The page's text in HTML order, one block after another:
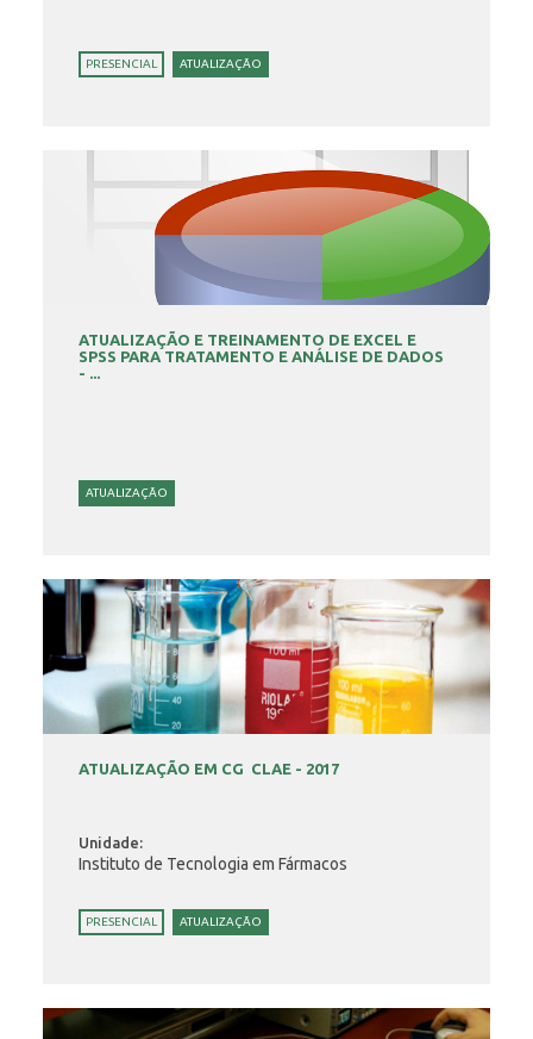
PRESENCIAL ATUALIZAÇÃO
ATUALIZAÇÃO E TREINAMENTO DE EXCEL E
SPSS PARA TRATAMENTO E ANÁLISE DE DADOS
- ...
ATUALIZAÇÃO
ATUALIZAÇÃO EM CG  CLAE - 2017
Unidade:
Instituto de Tecnologia em Fármacos
PRESENCIAL ATUALIZAÇÃO